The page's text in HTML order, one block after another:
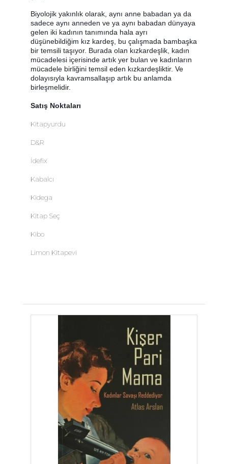
Biyolojik yakınlık olarak, aynı anne babadan ya da
sadece aynı anneden ve ya aynı babadan dünyaya
gelen iki kadının tanımında hala ayrı
düşünebildiğim kız kardeş, bu çalışmada bambaşka
bir temsili taşıyor. Burada olan kızkardeşlik, kadın
mücadelesi içerisinde artık yer bulan ve kadınların
mücadele birliğini temsil eden kızkardeşliktir. Ve
dolayısıyla kavramsallaşıp artık bu anlamda
birleşmelidir.
Satış Noktaları
Kitapyurdu
D&R
İdefix
Kabalcı
Kidega
Kitap Seç
Kibo
Limon Kitapevi